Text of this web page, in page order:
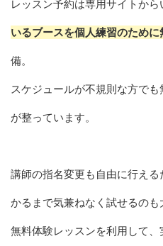
レッスン予約は専用サイトから
いるブースを個人練習のため
備。
スケジュールが不規則な方で
が整っています。
講師の指名変更も自由に行え
かるまで気兼ねなく試せるの
無料体験レッスンを利用して